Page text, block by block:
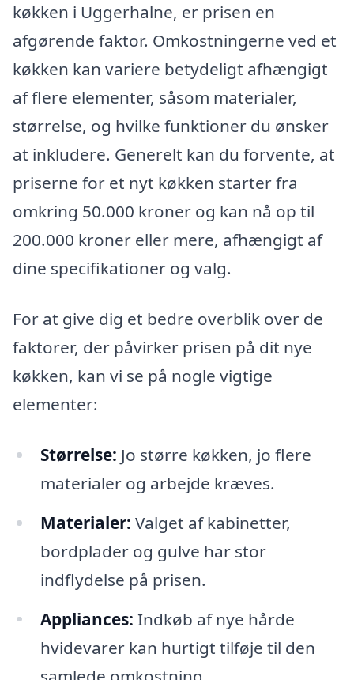
køkken i Uggerhalne, er prisen en
afgørende faktor. Omkostningerne ved et
køkken kan variere betydeligt afhængigt
af flere elementer, såsom materialer,
størrelse, og hvilke funktioner du ønsker
at inkludere. Generelt kan du forvente, at
priserne for et nyt køkken starter fra
omkring 50.000 kroner og kan nå op til
200.000 kroner eller mere, afhængigt af
dine specifikationer og valg.
For at give dig et bedre overblik over de
faktorer, der påvirker prisen på dit nye
køkken, kan vi se på nogle vigtige
elementer:
Størrelse: Jo større køkken, jo flere
materialer og arbejde kræves.
Materialer: Valget af kabinetter,
bordplader og gulve har stor
indflydelse på prisen.
Appliances: Indkøb af nye hårde
hvidevarer kan hurtigt tilføje til den